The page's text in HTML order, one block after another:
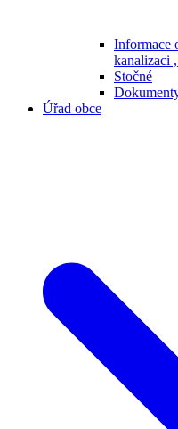
Informace
kanalizaci
Stočné
Úřad obce